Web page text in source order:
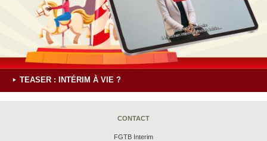
TEASER : INTÉRIM À VIE ?
CONTACT
FGTB Interim